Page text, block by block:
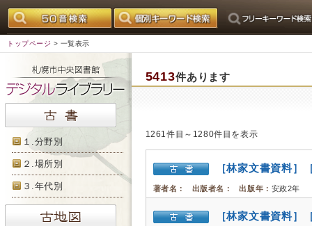
トップページ > 一覧表示
１.分野別
２.場所別
３.年代別
5413件あります
1261件目～1280件目を表示
［林家文書資料］
著者名： 出版者名： 出版年： 安政2年
［林家文書資料］